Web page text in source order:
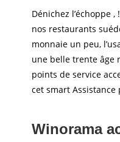
Dénichez l’échoppe
nos restaurants
monnaie un peu,
une belle trente âge
points de service
cet smart
Winorama